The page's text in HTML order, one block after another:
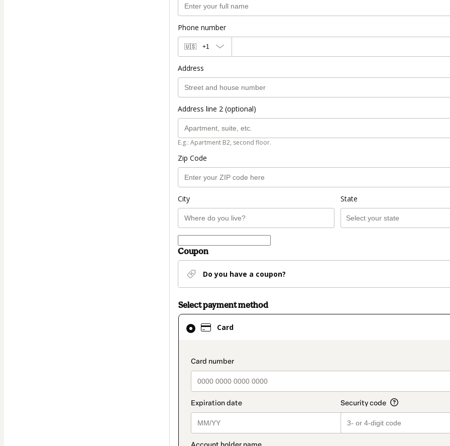
Phone number
🇺🇸 +1
Address
Address line 2 (optional)
E.g.: Apartment B2, second floor.
Zip Code
City State
Coupon
Do you have a coupon?
Select payment method
Card
payment_data.section_title_v2
Card
selected
method